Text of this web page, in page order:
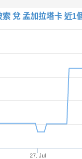
索 兌 孟加拉塔卡 近1
27. Jul